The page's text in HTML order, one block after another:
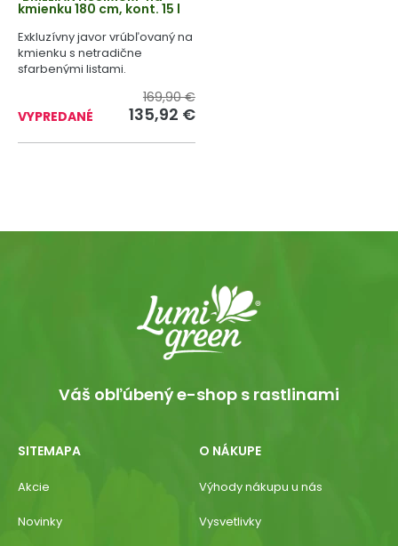
kmienku 180 cm, kont. 15 l
Exkluzívny javor vrúbľovaný na
kmienku s netradične
sfarbenými listami.
VYPREDANÉ
169,90 €
135,92 €
Váš obľúbený e-shop s rastlinami
SITEMAPA
Akcie
Novinky
O NÁKUPE
Výhody nákupu u nás
Vysvetlivky